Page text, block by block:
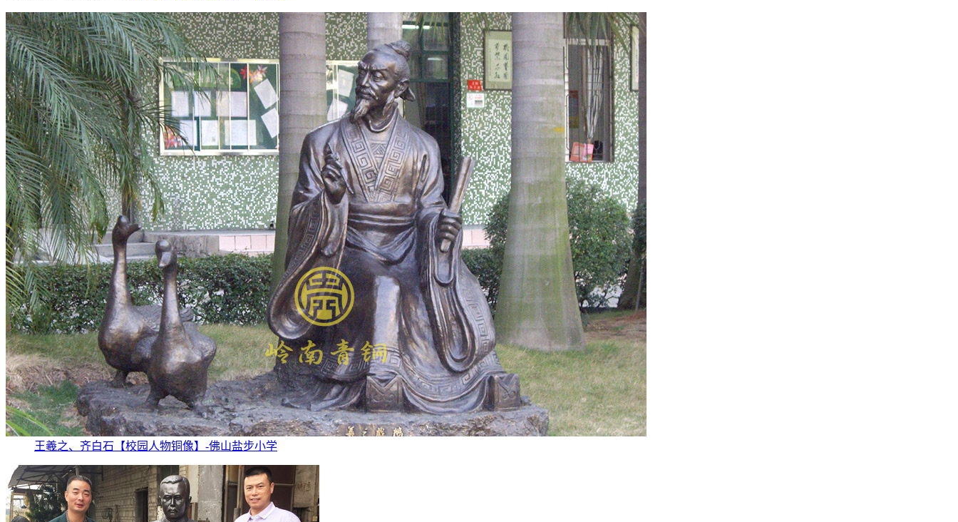
王羲之、齐白石【校园人物铜像】-佛山盐步小学